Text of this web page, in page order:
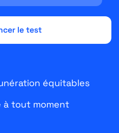
équitables
à tout moment